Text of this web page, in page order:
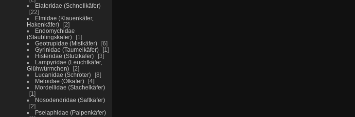
Elateridae (Schnellkäfer)
22
Elmidae (Klauenkäfer,
Hakenkäfer)
2
Endomychidae
(Stäublingskäfer)
1
Geotrupidae (Mistkäfer)
6
Gyrinidae (Taumelkäfer)
1
Histeridae (Stutzkäfer)
3
Lampyridae (Leuchtkäfer,
Glühwürmchen)
2
Lucanidae (Schröter)
8
Meloidae (Ölkäfer)
4
Mordellidae (Stachelkäfer)
1
Nosodendridae (Saftkäfer)
2
Pselaphidae (Palpenkäfer)